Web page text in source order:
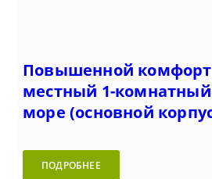
Повышенной
местный 1-
море (основной
ПОДРОБНЕЕ